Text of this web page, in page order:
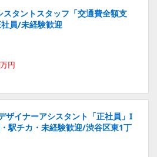
タントスタッフ「交通費全額支
員/未経験歓迎
円
ザイナーアシスタント「正社員」I
駅チカ・未経験歓迎/渋谷区東1丁